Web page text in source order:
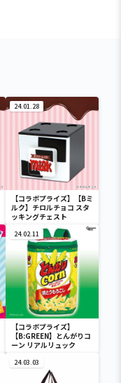
24.01.28
【コラボプライズ】【Bミ
ルク】チロルチョコ スタ
ッキングチェスト
24.02.11
【コラボプライズ】
【B:GREEN】とんがりコ
ーン リアルリュック
24.03.03